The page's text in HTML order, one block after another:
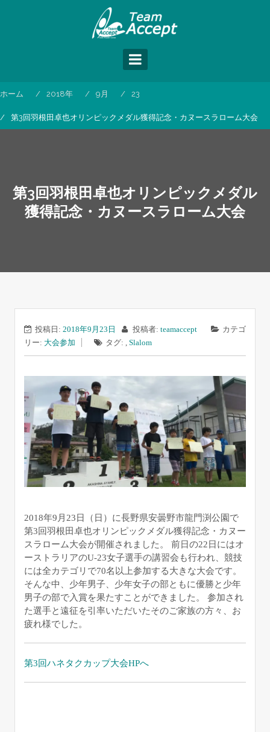
キ
ッ
ホーム 2018年 9月 23
第3回羽根田卓也オリンピックメダル獲得記念・カヌースラローム大会
第3回羽根田卓也オリンピックメダル
獲得記念・カヌースラローム大会
投稿日: 2018年9月23日 投稿者: teamaccept
カテゴ
リー: 大会参加 タグ: , Slalom
2018年9月23日（日）に長野県安曇野市龍門渕公園で
第3回羽根田卓也オリンピックメダル獲得記念・カヌー
スラローム大会が開催されました。 前日の22日にはオ
ーストラリアのU-23女子選手の講習会も行われ、競技
には全カテゴリで70名以上参加する大きな大会です。
そんな中、少年男子、少年女子の部ともに優勝と少年
男子の部で入賞を果たすことができました。 参加され
た選手と遠征を引率いただいたそのご家族の方々、お
疲れ様でした。
第3回ハネタクカップ大会HPへ